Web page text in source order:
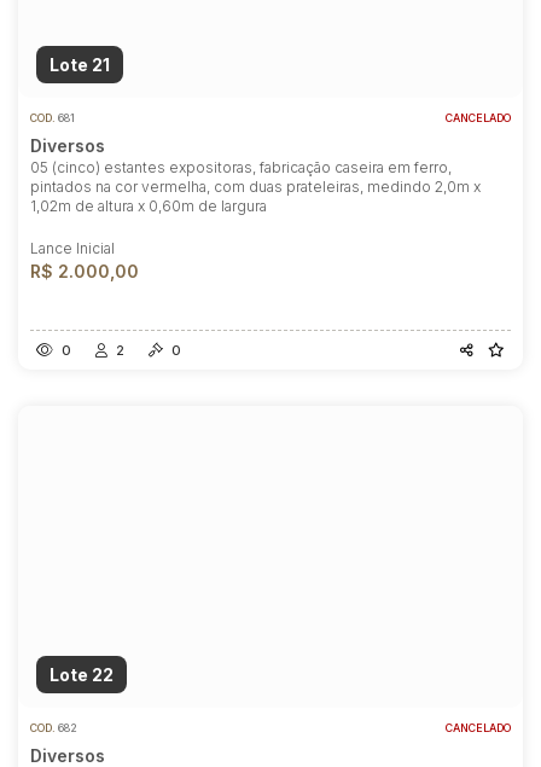
Lote 21
COD. 681 CANCELADO
Diversos
05 (cinco) estantes expositoras, fabricação caseira em ferro,
pintados na cor vermelha, com duas prateleiras, medindo 2,0m x
1,02m de altura x 0,60m de largura
Lance Inicial
R$ 2.000,00
0 2 0
Lote 22
COD. 682 CANCELADO
Diversos